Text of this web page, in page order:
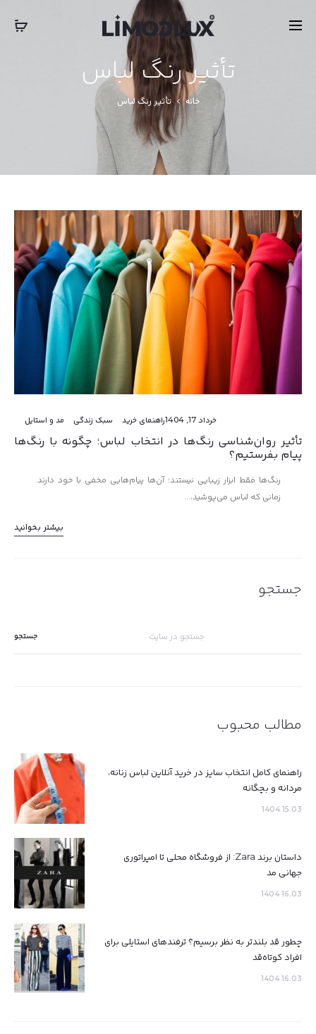
بستن
‎‎ ‎ International Express Shipping: 5-7 Business Days
تأثیر رنگ لباس
خانه تأثیر رنگ لباس
خرداد 17, 1404 راهنمای خرید سبک زندگی مد و استایل
تأثیر روان‌شناسی رنگ‌ها در انتخاب لباس؛ چگونه با رنگ‌ها
پیام بفرستیم؟
رنگ‌ها فقط ابزار زیبایی نیستند؛ آن‌ها پیام‌هایی مخفی با خود دارند.
زمانی که لباس می‌پوشید،…
بیشتر بخوانید
جستجو
مطالب محبوب
راهنمای کامل انتخاب سایز در خرید آنلاین لباس زنانه،
مردانه و بچگانه
15.03 1404
داستان برند Zara: از فروشگاه محلی تا امپراتوری
جهانی مد
16.03 1404
چطور قد بلندتر به نظر برسیم؟ ترفندهای استایلی برای
افراد کوتاه‌قد
16.03 1404